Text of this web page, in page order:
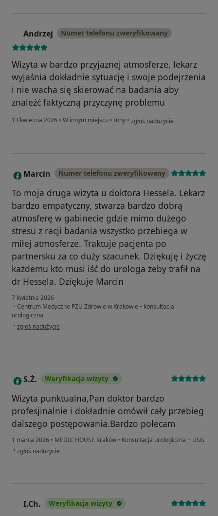
Andrzej Numer telefonu zweryfikowany
Wizyta w bardzo przyjaznej atmosferze, lekarz
wyjaśnia dokładnie sytuację i swoje podejrzenia
i nie wacha się skierować na badania aby
znaleźć faktyczną przyczynę problemu
13 kwietnia 2026 • W innym miejscu • Inny • w opinii użytkownika Andrzej
zgłoś nadużycie
M Marcin Numer telefonu zweryfikowany
To moja druga wizyta u doktora Hessela. Lekarz
bardzo empatyczny, stwarza bardzo dobrą
atmosferę w gabinecie gdzie mimo dużego
stresu z racji badania wszystko przebiega w
miłej atmosferze. Traktuje pacjenta po
partnersku za co duży szacunek. Dziękuję i życzę
każdemu kto musi iść do urologa żeby trafił na
dr Hessela. Dziękuje Marcin
7 kwietnia 2026
• Centrum Medyczne PZU Zdrowie w Krakowie • konsultacja
urologiczna
• w opinii użytkownika Marcin
zgłoś nadużycie
S S.Ż. Weryfikacja wizyty
Wizyta punktualna,Pan doktor bardzo
profesjinalnie i dokładnie omówił cały przebieg
dalszego postępowania.Bardzo polecam
1 marca 2026 • MEDIC HOUSE Kraków • Konsultacja urologiczna + USG
• w opinii użytkownika S.Ż.
zgłoś nadużycie
I.Ch. Weryfikacja wizyty